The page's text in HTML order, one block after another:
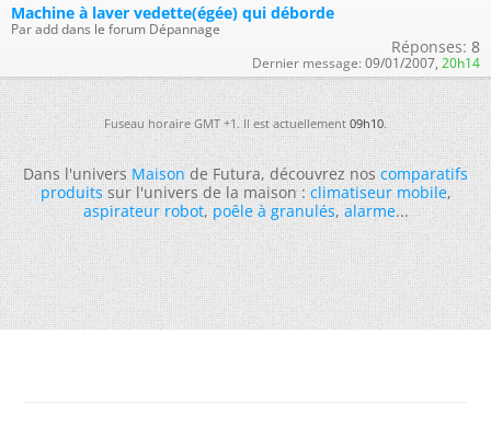
Machine à laver vedette(égée) qui déborde
Par add dans le forum Dépannage
Réponses: 8
Dernier message: 09/01/2007, 20h14
Fuseau horaire GMT +1. Il est actuellement09h10.
Dans l'universMaisonde Futura, découvrez noscomparatifs
produitssur l'univers de la maison :climatiseur mobile,
aspirateur robot,poêle à granulés,alarme...